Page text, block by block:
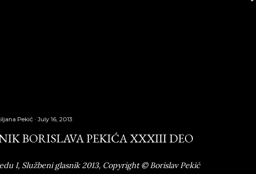
Pekić July 16, 2013
BORISLAVA PEKIĆA XXXIII DEO
I, Službeni glasnik 2013, Copyright © Borislav Pekić